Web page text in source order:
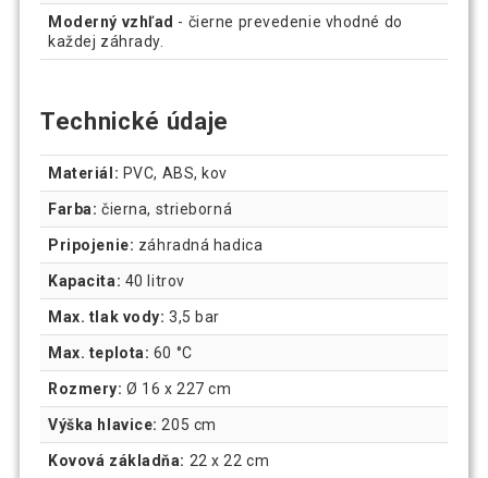
Moderný vzhľad - čierne prevedenie vhodné do
každej záhrady.
Technické údaje
Materiál: PVC, ABS, kov
Farba: čierna, strieborná
Pripojenie: záhradná hadica
Kapacita: 40 litrov
Max. tlak vody: 3,5 bar
Max. teplota: 60 °C
Rozmery: Ø 16 x 227 cm
Výška hlavice: 205 cm
Kovová základňa: 22 x 22 cm